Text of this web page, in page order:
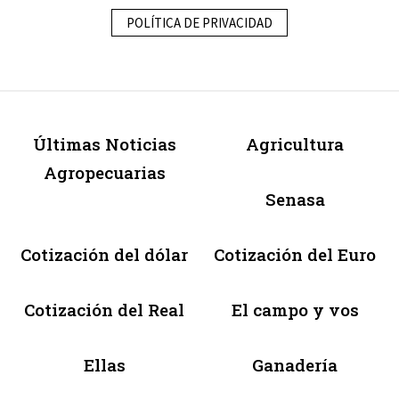
POLÍTICA DE PRIVACIDAD
Últimas Noticias
Agropecuarias
Agricultura
Senasa
Cotización del dólar Cotización del Euro
Cotización del Real El campo y vos
Ellas Ganadería